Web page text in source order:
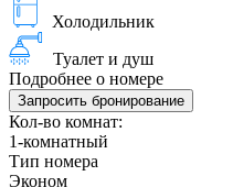
Холодильник
Туалет и душ
Подробнее о номере
Запросить бронирование
Кол-во комнат:
1-комнатный
Тип номера
Эконом